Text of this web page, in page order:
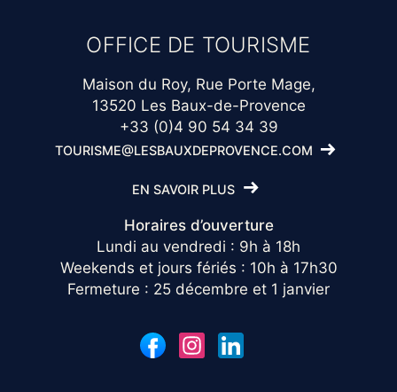
OFFICE DE TOURISME
Maison du Roy, Rue Porte Mage,
13520 Les Baux-de-Provence
+33 (0)4 90 54 34 39
TOURISME@LESBAUXDEPROVENCE.COM
EN SAVOIR PLUS
Horaires d’ouverture
Lundi au vendredi : 9h à 18h
Weekends et jours fériés : 10h à 17h30
Fermeture : 25 décembre et 1 janvier